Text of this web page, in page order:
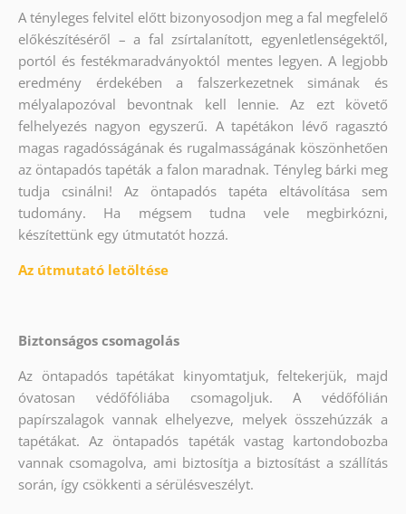
A tényleges felvitel előtt bizonyosodjon meg a fal megfelelő
előkészítéséről – a fal zsírtalanított, egyenletlenségektől,
portól és festékmaradványoktól mentes legyen. A legjobb
eredmény érdekében a falszerkezetnek simának és
mélyalapozóval bevontnak kell lennie. Az ezt követő
felhelyezés nagyon egyszerű. A tapétákon lévő ragasztó
magas ragadósságának és rugalmasságának köszönhetően
az öntapadós tapéták a falon maradnak. Tényleg bárki meg
tudja csinálni! Az öntapadós tapéta eltávolítása sem
tudomány. Ha mégsem tudna vele megbirkózni,
készítettünk egy útmutatót hozzá.
Az útmutató letöltése
Biztonságos csomagolás
Az öntapadós tapétákat kinyomtatjuk, feltekerjük, majd
óvatosan védőfóliába csomagoljuk. A védőfólián
papírszalagok vannak elhelyezve, melyek összehúzzák a
tapétákat. Az öntapadós tapéták vastag kartondobozba
vannak csomagolva, ami biztosítja a biztosítást a szállítás
során, így csökkenti a sérülésveszélyt.